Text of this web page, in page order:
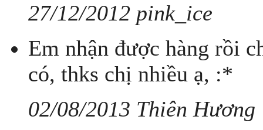
27/12/2012 pink_ice
Em nhận được hàng rồi
có, thks chị nhiều ạ, :*
02/08/2013 Thiên Hương